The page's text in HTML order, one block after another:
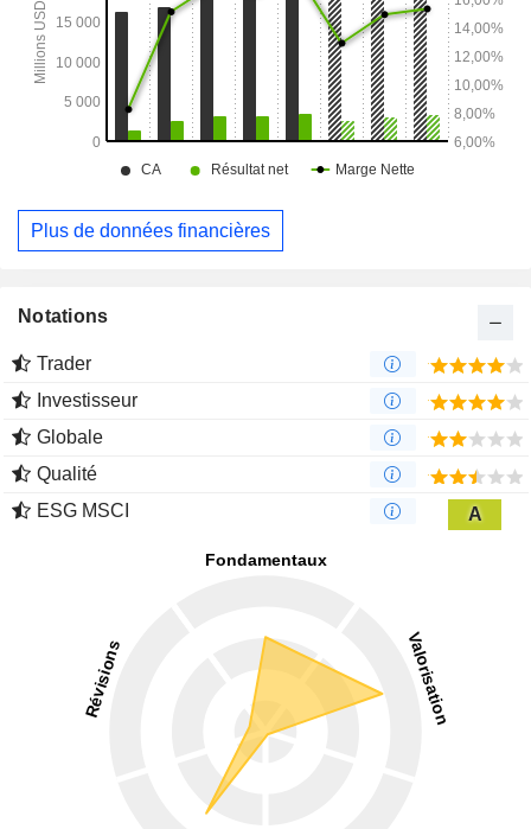
Plus de données financières
Notations
Trader
Investisseur
Globale
Qualité
ESG MSCI
A